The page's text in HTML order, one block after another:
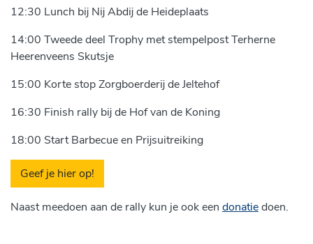
12:30 Lunch bij Nij Abdij de Heideplaats
14:00 Tweede deel Trophy met stempelpost Terherne
Heerenveens Skutsje
15:00 Korte stop Zorgboerderij de Jeltehof
16:30 Finish rally bij de Hof van de Koning
18:00 Start Barbecue en Prijsuitreiking
Geef je hier op!
Naast meedoen aan de rally kun je ook een donatiedoen.